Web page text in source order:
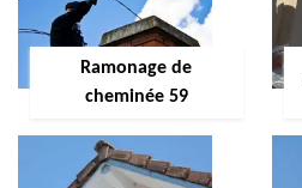
Ramonage de
cheminée 59